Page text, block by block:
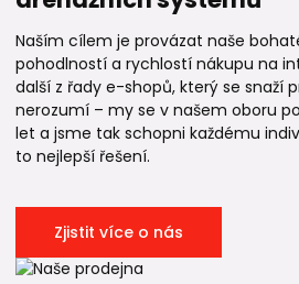
Naším cílem je provázat naše
pohodlností a rychlostí nákupu na
další z řady e-shopů, který se snaží
nerozumí – my se v našem oboru
let a jsme tak schopni každému
to nejlepší řešení.
Zjistit více o nás